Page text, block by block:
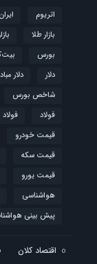
اتریوم
بازار طلا
بورس
دلار
دلار
شاخص بورس
فولاد
فولاد
قیمت خودرو
قیمت سکه
قیمت یورو
هواشناسی
پیش بینی
اقتصاد کلان